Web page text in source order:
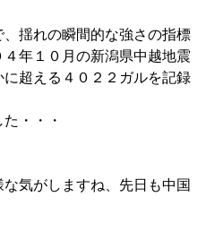
揺れの瞬間的な強さの指標
年１０月の新潟県中越地震
超える４０２２ガルを記録
・・・
気がしますね、先日も中国